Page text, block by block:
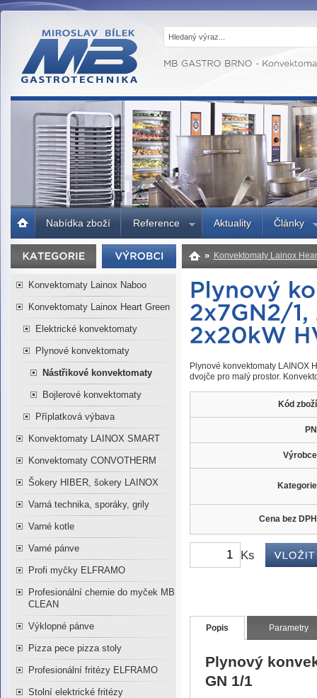
MB GASTRO
BRNO -
Gastrotechnika,
profesionální
kuchyně
strana
Nabídka zboží Reference Aktuality Články
Konvektomaty Lainox Naboo
Konvektomaty Lainox Heart Green
Elektrické konvektomaty
Plynové konvektomaty
Nástřikové konvektomaty
Bojlerové konvektomaty
Příplatková výbava
Konvektomaty LAINOX SMART
Konvektomaty CONVOTHERM
Šokery HIBER, šokery LAINOX
Varná technika, sporáky, grily
Varné kotle
Varné pánve
Profi myčky ELFRAMO
Profesionální chemie do myček MB
CLEAN
Výklopné pánve
Pizza pece pizza stoly
Profesionální fritézy ELFRAMO
Stolní elektrické fritézy
» Konvektomaty Lainox
Plynové konvektomaty LAINOX
dvojče pro malý prostor.
Kód
Cena bez
Ks
Popis Parametry
Plynový
GN 1/1